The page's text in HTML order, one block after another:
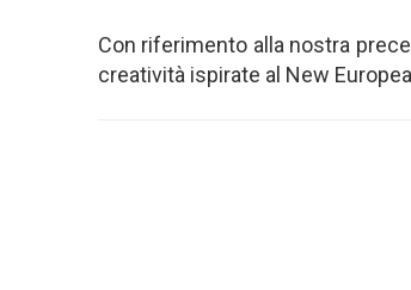
Con riferimento alla nostra
creatività ispirate al New